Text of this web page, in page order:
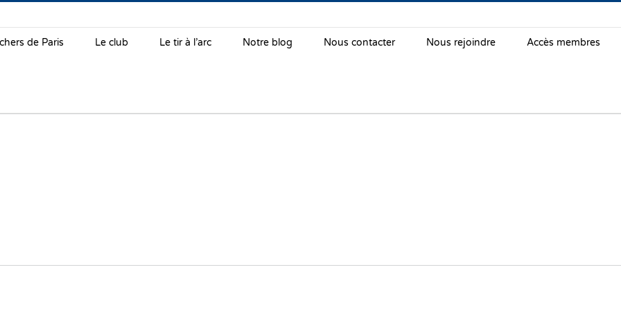
de Paris Le club Le tir à l’arc Notre blog Nous contacter Nous rejoindre Accès membres